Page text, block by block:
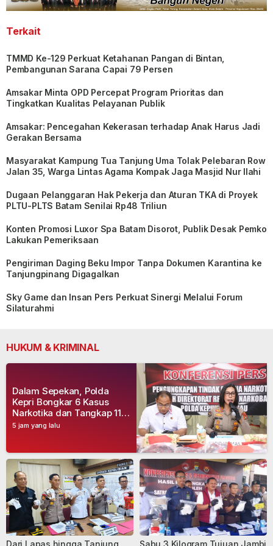
Terkait
TMMD Ke-129 Perkuat Ketahanan Pangan di Bintan,
Pembangunan Sarana Capai 79 Persen
Amsakar Minta OPD Percepat Program Prioritas dan
Tingkatkan Kualitas Pelayanan Publik
Amsakar: Pencegahan Kekerasan terhadap Anak Harus Jadi
Gerakan Bersama
Masyarakat Kampung Tua Tanjung Uma Tolak Pelebaran Row
Jalan 35, Warga Lintas Agama Kompak Jaga Masjid Nur Ilahi
Dugaan Pelanggaran Hak Pekerja dan Aturan TKA di Proyek
PLTU-PLTS Batam Senilai Rp48 Triliun
Konten Promosi Luxor Spa Batam Disorot, Publik Desak Pemko
Lakukan Pemeriksaan
Pengiriman Daging Beku Impor Tanpa Dokumen Karantina ke
Tanjungpinang Digagalkan
Sky Game dan Insan Pers Perkuat Sinergi Melalui Forum
Silaturahmi
HUKUM & KRIMINAL
5 jam yang lalu
Dalam Sepekan, Polda
Kepri Bongkar 6 Kasus
Narkotika dan Tangkap 11
Tersangka